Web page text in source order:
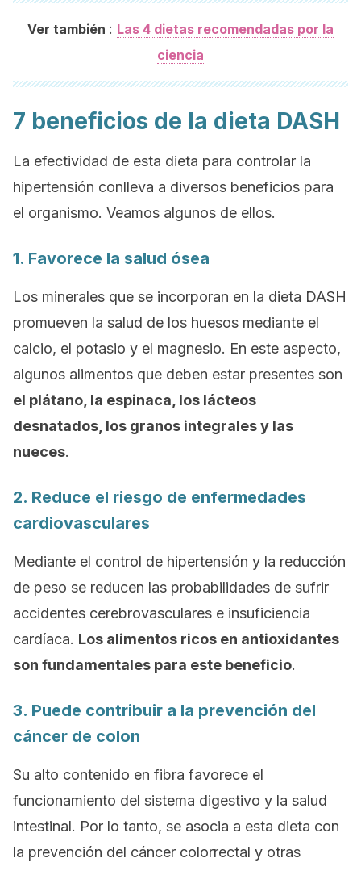
Ver también : Las 4 dietas recomendadas por la
ciencia
7 beneficios de la dieta DASH
La efectividad de esta dieta para controlar la
hipertensión conlleva a diversos beneficios para
el organismo. Veamos algunos de ellos.
1. Favorece la salud ósea
Los minerales que se incorporan en la dieta DASH
promueven la salud de los huesos mediante el
calcio, el potasio y el magnesio. En este aspecto,
algunos alimentos que deben estar presentes son
el plátano, la espinaca, los lácteos
desnatados, los granos integrales y las
nueces.
2. Reduce el riesgo de enfermedades
cardiovasculares
Mediante el control de hipertensión y la reducción
de peso se reducen las probabilidades de sufrir
accidentes cerebrovasculares e insuficiencia
cardíaca. Los alimentos ricos en antioxidantes
son fundamentales para este beneficio.
3. Puede contribuir a la prevención del
cáncer de colon
Su alto contenido en fibra favorece el
funcionamiento del sistema digestivo y la salud
intestinal. Por lo tanto, se asocia a esta dieta con
la prevención del cáncer colorrectal y otras